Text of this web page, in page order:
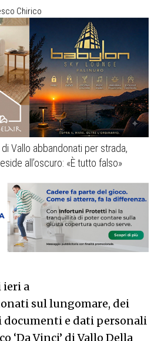
Chirico
ieri a
sul lungomare, dei
e dati personali
‘Da Vinci’ di Vallo Della